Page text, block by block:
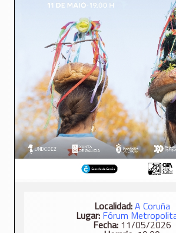
Localidad:A Coruña
Lugar: Fórum
Fecha:11/05/2026